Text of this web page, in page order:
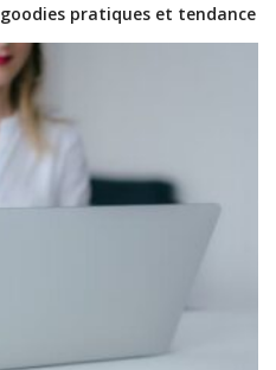
pratiques et tendance